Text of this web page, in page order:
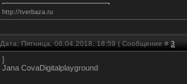
http://tverbaza.ru
Дата: Пятница, 06.04.2018, 18:59 | Сообщение # 3
]
Jana CovaDigitalplayground